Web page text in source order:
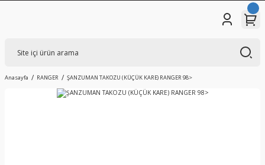
Anasayfa RANGER ŞANZUMAN TAKOZU (KÜÇÜK KARE) RANGER 98>